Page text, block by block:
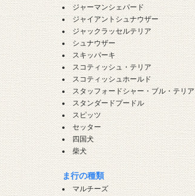
ジャーマンシェパード
ジャイアントシュナウザー
ジャックラッセルテリア
シュナウザー
スキッパーキ
スコティッシュ・テリア
スコティッシュホールド
スタッフォードシャー・ブル・テリア
スタンダードプードル
スピッツ
セッター
四国犬
柴犬
ま行の種類
マルチーズ